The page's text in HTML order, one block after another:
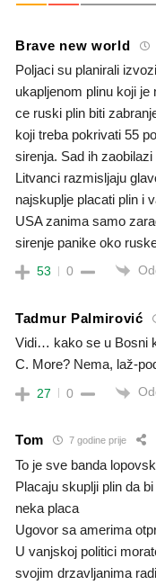
Brave new world
Poljaci su planirali
ukapljenom plinu koji
ce ruski plin biti
koji treba pokrivati 55
sirenja. Sad ih
Litvanci razmisljaju
najskuplje placati plin i
USA zanima samo
sirenje panike oko
53 0
Tadmur Palmirović
Vidi… kako se u Bosni
C. More? Nema, laž-
27 0
Tom 7 godine prije
To je sve banda
Placaju skuplji plin da
neka placa
Ugovor sa amerima
U vanjskoj politici
svojim drzavljanima